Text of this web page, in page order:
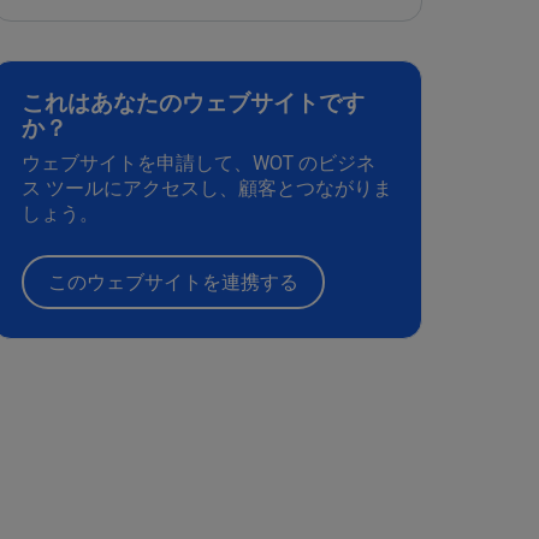
これはあなたのウェブサイトです
か？
ウェブサイトを申請して、WOT のビジネ
ス ツールにアクセスし、顧客とつながりま
しょう。
このウェブサイトを連携する